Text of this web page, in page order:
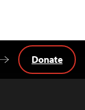
Donate